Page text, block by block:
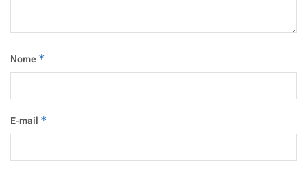
Nome *
E-mail *